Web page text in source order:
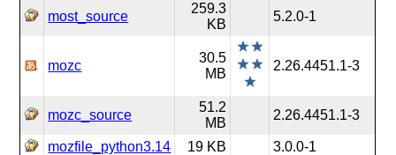
most_source
259.3
KB
5.2.0-1
mozc
30.5
MB
2.26.4451.1-3
mozc_source
51.2
MB
2.26.4451.1-3
mozfile_python3.14 19 KB
3.0.0-1